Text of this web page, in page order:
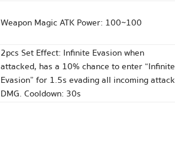
Weapon Magic ATK Power: 100~100
2pcs Set Effect: Infinite Evasion when
attacked, has a 10% chance to enter “Infinite
Evasion” for 1.5s evading all incoming attack
DMG. Cooldown: 30s